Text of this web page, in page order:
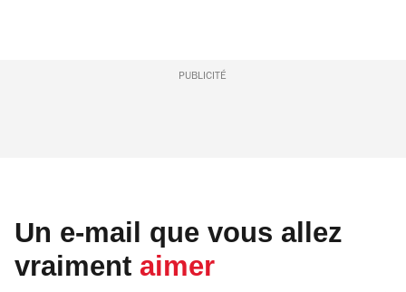
PUBLICITÉ
Un e-mail que vous allez
vraiment aimer